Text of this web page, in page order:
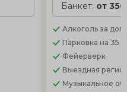
Банкет: от
Алкоголь за
Парковка на 35
Фейерверк
Выездная
Музыкальное